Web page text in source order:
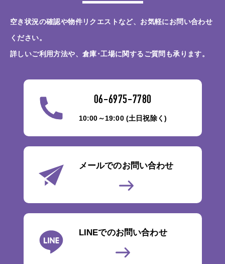
空き状況の確認や物件リクエストなど、お気軽にお問い合わせ
ください。
詳しいご利用方法や、倉庫･工場に関するご質問も承ります。
06-6975-7780
10:00～19:00 (土日祝除く)
メールでのお問い合わせ
LINEでのお問い合わせ